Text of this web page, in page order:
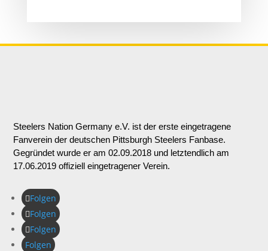
Steelers Nation Germany e.V. ist der erste eingetragene
Fanverein der deutschen Pittsburgh Steelers Fanbase.
Gegründet wurde er am 02.09.2018 und letztendlich am
17.06.2019 offiziell eingetragener Verein.
Folgen
Folgen
Folgen
Folgen